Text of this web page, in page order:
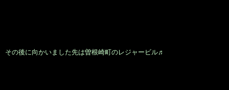
その後に向かいました先は曽根崎町のレジャービル♬